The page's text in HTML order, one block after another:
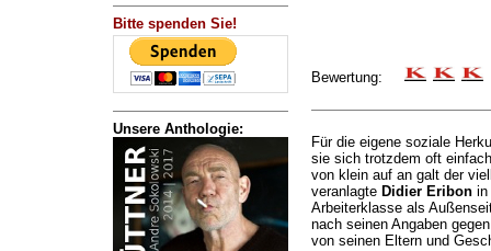
Bitte spenden Sie!
Unsere Anthologie:
Bewertung:
Für die eigene soziale
sie sich trotzdem oft
von klein auf an galt der
veranlagte Didier Eribonin
Arbeiterklasse als
nach seinen Angaben
von seinen Eltern und